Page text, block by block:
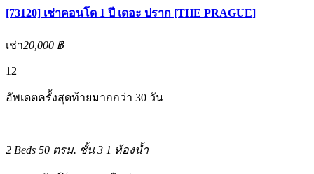
[73120] เช่าคอนโด 1 ปี เดอะ ปราก [THE PRAGUE]
เช่า20,000 ฿
12
อัพเดตครั้งสุดท้ายมากกว่า 30 วัน
2 Beds 50 ตรม. ชั้น 3 1 ห้องน้ำ